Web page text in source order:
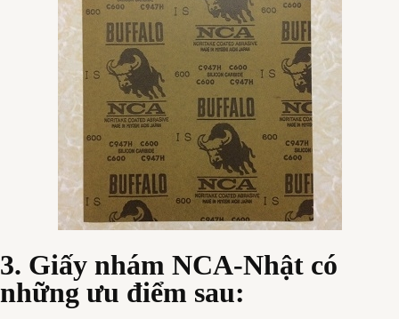
3. Giấy nhám NCA-Nhật có
những ưu điểm sau: